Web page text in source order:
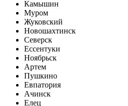
Камышин
Муром
Жуковский
Новошахтинск
Северск
Ессентуки
Ноябрьск
Артем
Пушкино
Евпатория
Ачинск
Елец